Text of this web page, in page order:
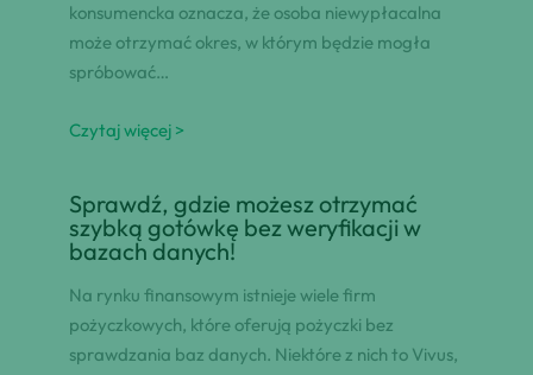
konsumencka oznacza, że osoba niewypłacalna
może otrzymać okres, w którym będzie mogła
spróbować…
Czytaj więcej >
Sprawdź, gdzie możesz otrzymać
szybką gotówkę bez weryfikacji w
bazach danych!
Na rynku finansowym istnieje wiele firm
pożyczkowych, które oferują pożyczki bez
sprawdzania baz danych. Niektóre z nich to Vivus,